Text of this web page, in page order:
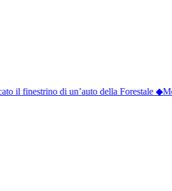
il finestrino di un’auto della Forestale◆